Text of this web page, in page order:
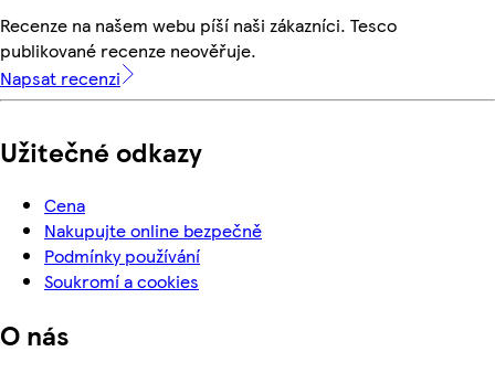
Recenze na našem webu píší naši zákazníci. Tesco
publikované recenze neověřuje.
Napsat recenzi
Užitečné odkazy
Cena
Nakupujte online bezpečně
Podmínky používání
Soukromí a cookies
O nás